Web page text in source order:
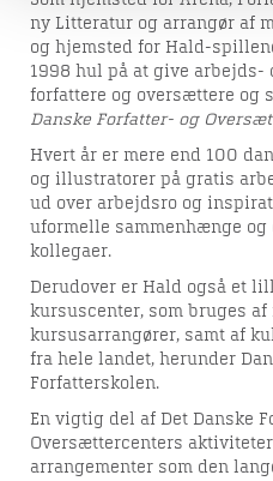
ny Litteratur og arrangør af
og hjemsted for Hald-
1998 hul på at give arbejds-
forfattere og oversættere og
Danske Forfatter- og
Hvert år er mere end 100
og illustratorer på gratis
ud over arbejdsro og
uformelle sammenhænge og
kollegaer.
Derudover er Hald også et
kursuscenter, som bruges
kursusarrangører, samt af
fra hele landet, herunder
Forfatterskolen.
En vigtig del af Det Danske
Oversættercenters
arrangementer som den